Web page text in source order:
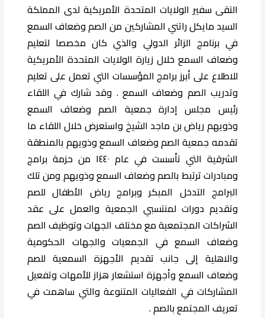
التقى سفير الولايات المتحدة الأمريكية لدى المملكة
السيد مايكل راتني المشاركين من الصم وضعاف السمع
في برنامج الزائر الدولي والذي كان مخصصا لتعليم
وضعاف السمع خلال زيارة الولايات المتحدة الأمريكية
للاطلاع على أبرز برامج المؤسسات التي تعمل على تعليم
وتدريب الصم وضعاف السمع . وقد شارك في اللقاء
رئيس مجلس إدارة جمعية الصم وضعاف السمع
وذويهم رياض بن ماجد الشيخ واستعرض خلال اللقاء ما
تقدمه جمعية الصم وضعاف السمع وذويهم بالمنطقة
الشرقية التي تأسست في عام ١٤٤٠ من حزمة برامج
ومبادرات ترتبط بالصم وضعاف السمع وذويهم ومن تلك
البرامج التدخل المبكر وبرامج رياض الأطفال للصم
وتقديم دورات لمنتسبي الجمعية والعمل على عقد
الشراكات المجتمعية مع مختلف الجهات وتوظيف الصم
وضعاف السمع في الجمعيات والجهات الحكومية
والاهلية إلى جانب تقديم الأجهزة السمعية للصم
وضعاف السمع وأجهزة استشعار هزاز للأمهات وتفعيل
المشاركات في الفعاليات المتنوعة والتي ساهمت في
تعريف المجتمع بالصم .